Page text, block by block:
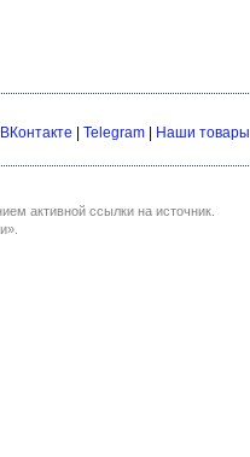
ВКонтакте Telegram Наши товары
активной ссылки на источник.
.